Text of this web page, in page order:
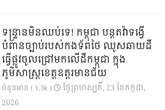
ទន្ទ្រានមិនឈប់ទេ! កម្ពុជា បន្តតវ៉ាទង្វើ
បំពានច្បាប់របស់កងទ័ពថៃ ឈូសឆាយដី
ធ្វើផ្លូវចូលជ្រៅមកលើដីកម្ពុជា ក្នុង
ភូមិសាស្ត្រខេត្តឧត្តរមានជ័យ
ចំនួនអាន ( 1.3k )
ថ្ងៃ​ព្រហស្បតិ៍, 23 ខែ​កក្កដា,
2026